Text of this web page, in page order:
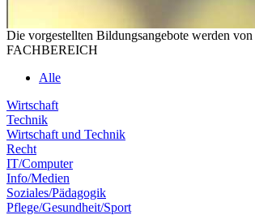
Die vorgestellten Bildungsangebote werden
FACHBEREICH
Alle
Wirtschaft
Technik
Wirtschaft und Technik
Recht
IT/Computer
Info/Medien
Soziales/Pädagogik
Pflege/Gesundheit/Sport